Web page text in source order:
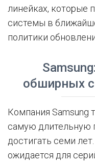
линейках, которые
системы в
политики
обширных
Компания Samsung
самую длительную
достигать семи
ожидается для